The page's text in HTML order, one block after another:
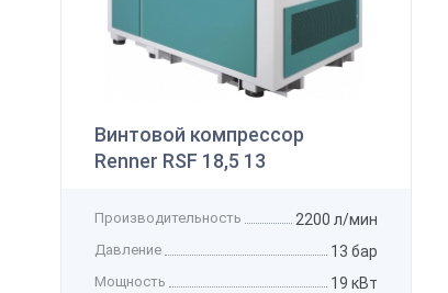
Винтовой компрессор
Renner RSF 18,5 13
Производительность 2200 л/мин
Давление 13 бар
Мощность 19 кВт
Получить
Мощность 7,5 кВт
Рассчитать стоимость доставки